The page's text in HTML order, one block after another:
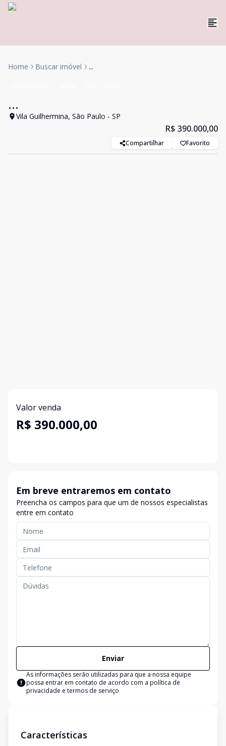
Home Buscar imóvel ...
...
Vila Guilhermina, São Paulo - SP
R$ 390.000,00
Compartilhar Favorito
Valor venda
R$ 390.000,00
Em breve entraremos em contato
Preencha os campos para que um de nossos especialistas
entre em contato
Enviar
As informações serão utilizadas para que a nossa equipe
possa entrar em contato de acordo com a política de
privacidade e termos de serviço
Características